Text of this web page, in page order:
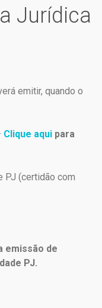
Jurídica
emitir, quando o
Clique aqui para
PJ (certidão com
emissão de
PJ.